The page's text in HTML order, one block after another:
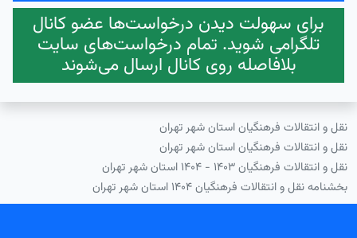
برای سهولت دیدن درخواست‌ها عضو کانال
تلگرامی شوید. تمام درخواست‌های سایت
بلافاصله روی کانال ارسال می‌شوند
نقل و انتقالات فرهنگیان استان شهر تهران
نقل و انتقالات فرهنگیان استان شهر تهران
نقل و انتقالات فرهنگیان ۱۴۰۳ - ۱۴۰۴ استان شهر تهران
بخشنامه نقل و انتقالات فرهنگیان ۱۴۰۴ استان شهر تهران